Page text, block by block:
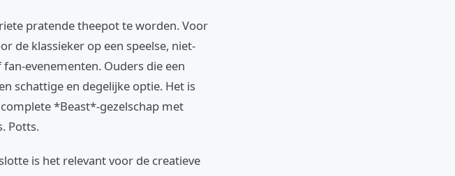
pratende theepot te worden. Voor
de klassieker op een speelse, niet-
evenementen. Ouders die een
schattige en degelijke optie. Het is
*Beast*-gezelschap met
Potts.
is het relevant voor de creatieve